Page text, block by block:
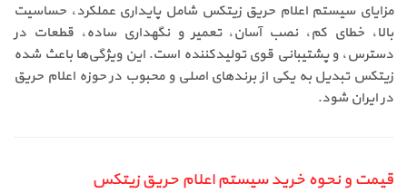
مزایای سیستم اعلام حریق زیتکس شامل پایداری عملکرد، حساسیت
بالا، خطای کم، نصب آسان، تعمیر و نگهداری ساده، قطعات در
دسترس، و پشتیبانی قوی تولیدکننده است. این ویژگی‌ها باعث شده
زیتکس تبدیل به یکی از برندهای اصلی و محبوب در حوزه اعلام حریق
در ایران شود.
قیمت و نحوه خرید سیستم اعلام حریق زیتکس